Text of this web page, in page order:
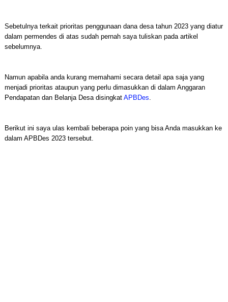
Sebetulnya terkait prioritas penggunaan dana desa tahun 2023 yang diatur
dalam permendes di atas sudah pernah saya tuliskan pada artikel
sebelumnya.
Namun apabila anda kurang memahami secara detail apa saja yang
menjadi prioritas ataupun yang perlu dimasukkan di dalam Anggaran
Pendapatan dan Belanja Desa disingkat APBDes.
Berikut ini saya ulas kembali beberapa poin yang bisa Anda masukkan ke
dalam APBDes 2023 tersebut.